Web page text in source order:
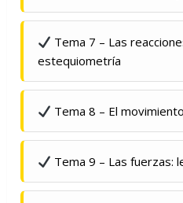
Tema 7 – Las
estequiometría
Tema 8 – El
Tema 9 – Las fuerzas: